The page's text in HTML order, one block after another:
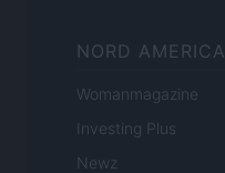
NORD AMERICA
Womanmagazine
Investing Plus
Newz